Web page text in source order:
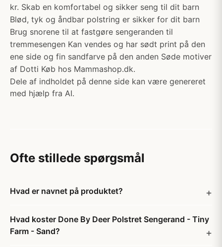
kr. Skab en komfortabel og sikker seng til dit barn
Blød, tyk og åndbar polstring er sikker for dit barn
Brug snorene til at fastgøre sengeranden til
tremmesengen Kan vendes og har sødt print på den
ene side og fin sandfarve på den anden Søde motiver
af Dotti Køb hos Mammashop.dk.
Dele af indholdet på denne side kan være genereret
med hjælp fra AI.
Ofte stillede spørgsmål
Hvad er navnet på produktet?
Hvad koster Done By Deer Polstret Sengerand - Tiny
Farm - Sand?